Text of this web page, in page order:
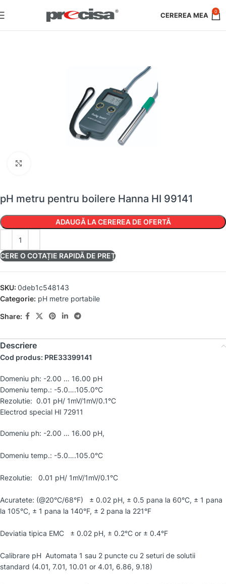
0
pH metru pentru boilere Hanna HI 99141
ADAUGĂ LA CEREREA DE OFERTĂ
CERE O COTAȚIE RAPIDĂ DE PREȚ
SKU: 0deb1c548143
Categorie: pH metre portabile
Share:
Descriere
Cod produs: PRE33399141
Domeniu ph: -2.00 … 16.00 pH
Domeniu temp.: -5.0….105.0°C
Rezolutie: 0.01 pH/ 1mV/1mV/0.1°C
Electrod special HI 72911
Domeniu ph: -2.00 … 16.00 pH,
Domeniu temp.: -5.0….105.0°C
Rezolutie: 0.01 pH/ 1mV/1mV/0.1°C
Acuratete: (@20°C/68°F) ± 0.02 pH, ± 0.5 pana la 60°C, ± 1 pana
la 105°C, ± 1 pana la 140°F, ± 2 pana la 221°F
Deviatia tipica EMC ± 0.02 pH, ± 0.2°C or ± 0.4°F
Calibrare pH Automata 1 sau 2 puncte cu 2 seturi de solutii
standard (4.01, 7.01, 10.01 or 4.01, 6.86, 9.18)